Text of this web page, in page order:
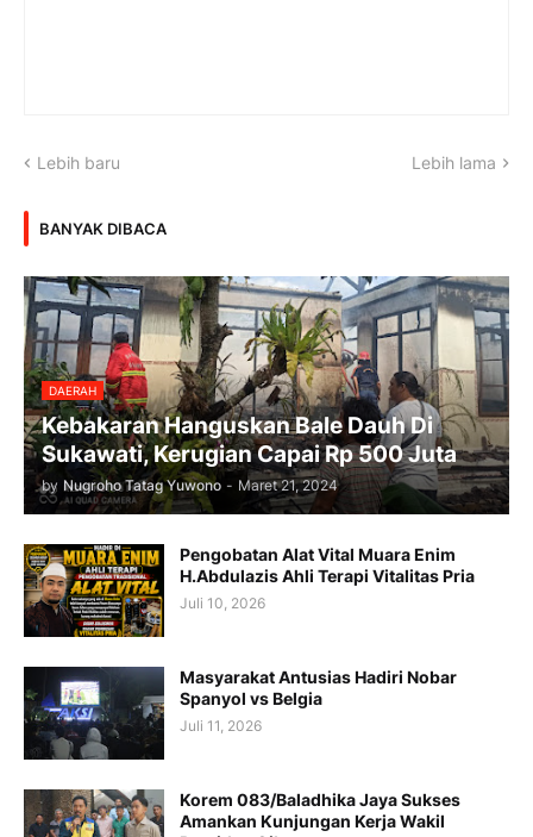
Lebih baru Lebih lama
BANYAK DIBACA
DAERAH
Kebakaran Hanguskan Bale Dauh Di
Sukawati, Kerugian Capai Rp 500 Juta
by Nugroho Tatag Yuwono - Maret 21, 2024
Pengobatan Alat Vital Muara Enim
H.Abdulazis Ahli Terapi Vitalitas Pria
Juli 10, 2026
Masyarakat Antusias Hadiri Nobar
Spanyol vs Belgia
Juli 11, 2026
Korem 083/Baladhika Jaya Sukses
Amankan Kunjungan Kerja Wakil